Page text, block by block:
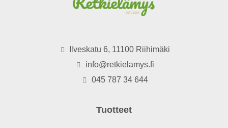
Ilveskatu 6, 11100 Riihimäki
info@retkielamys.fi
045 787 34 644
Tuotteet